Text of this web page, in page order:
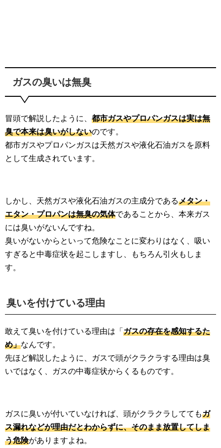
ガスの臭いは無臭
冒頭で解説したように、 都市ガスやプロパンガスは実は無
臭で本来は臭いがしないのです。
都市ガスやプロパンガスは天然ガスや液化石油ガスを原料
として生成されています。
しかし、天然ガスや液化石油ガスの主成分であるメタン・
エタン・プロパンは無臭の気体であることから、本来ガス
には臭いがないんですね。
臭いがないからといって危険なことに変わりはなく、吸い
すぎると中毒症状を起こしますし、もちろん引火もしま
す。
臭いを付けている理由
敢えて臭いを付けている理由は「ガスの存在を感知するた
め」なんです。
先ほど解説したように、ガスで頭がクラクラする理由は臭
いではなく、ガスの中毒症状からくるものです。
ガスに臭いが付いていなければ、頭がクラクラしててもガ
ス漏れなどが理由だとわからずに、そのまま放置してしま
う危険がありますよね。